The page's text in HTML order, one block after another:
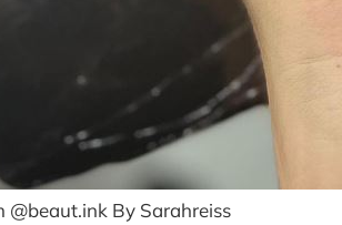
By Sarahreiss